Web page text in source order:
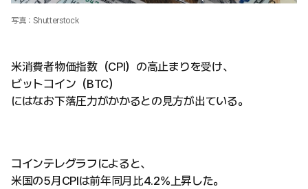
写真：Shutterstock
米消費者物価指数（CPI）の高止まりを受け、
ビットコイン（BTC）
にはなお下落圧力がかかるとの見方が出ている。
コインテレグラフによると、
米国の5月CPIは前年同月比4.2%上昇した。